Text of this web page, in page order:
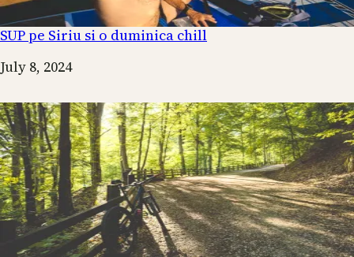
SUP pe Siriu si o duminica chill
Date
July 8, 2024